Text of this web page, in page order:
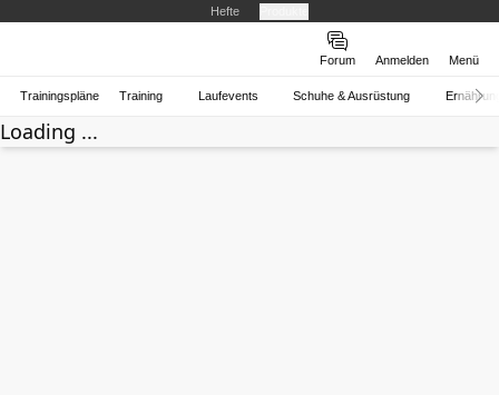
Hefte
Forum Anmelden Menü
Trainingspläne Training Laufevents Schuhe & Ausrüstung
Loading ...